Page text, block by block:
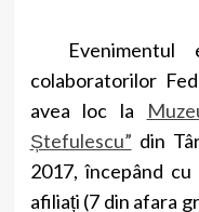
Evenimentul
colaboratorilor
avea loc la
Ștefulescu” din
2017, începând
afiliați (7 din afara